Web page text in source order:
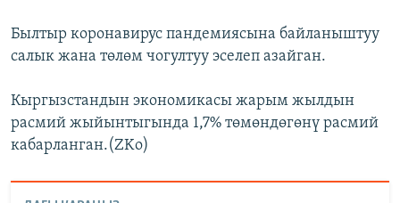
Былтыр коронавирус пандемиясына байланыштуу
салык жана төлөм чогултуу эселеп азайган.
Кыргызстандын экономикасы жарым жылдын
расмий жыйынтыгында 1,7% төмөндөгөнү расмий
кабарланган.(ZKo)